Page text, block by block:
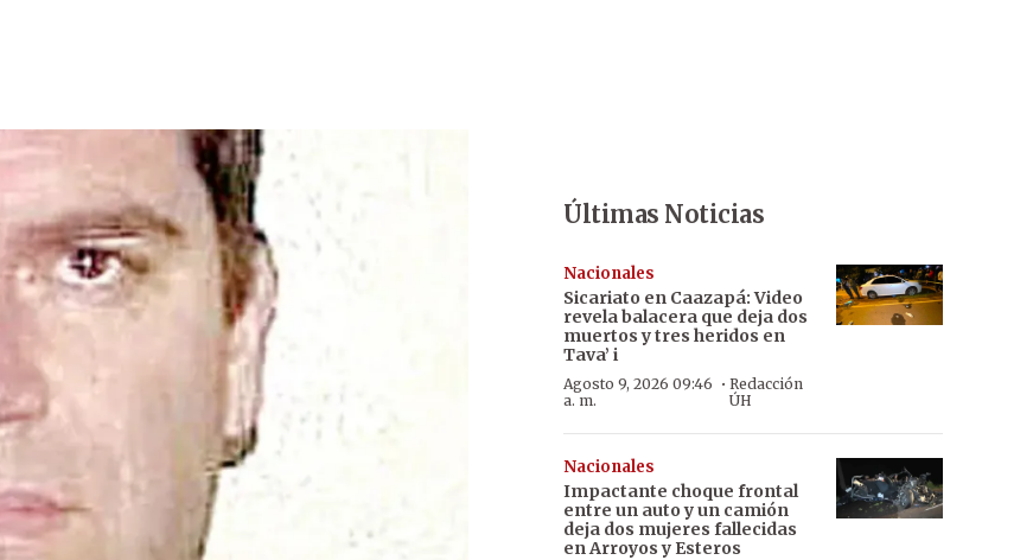
Últimas Noticias
Nacionales
Sicariato en Caazapá: Video
revela balacera que deja dos
muertos y tres heridos en
Tava’ i
Agosto 9, 2026 09:46
a. m.
·Redacción
ÚH
Nacionales
Impactante choque frontal
entre un auto y un camión
deja dos mujeres fallecidas
en Arroyos y Esteros